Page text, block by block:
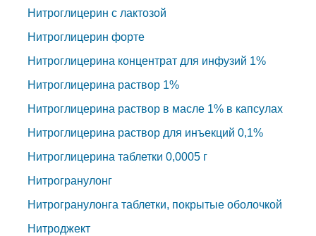
Нитроглицерин с лактозой
Нитроглицерин форте
Нитроглицерина концентрат для инфузий 1%
Нитроглицерина раствор 1%
Нитроглицерина раствор в масле 1% в капсулах
Нитроглицерина раствор для инъекций 0,1%
Нитроглицерина таблетки 0,0005 г
Нитрогранулонг
Нитрогранулонга таблетки, покрытые оболочкой
Нитроджект